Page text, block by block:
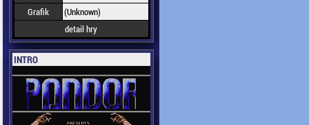
Grafik
(Unknown)
detail hry
INTRO